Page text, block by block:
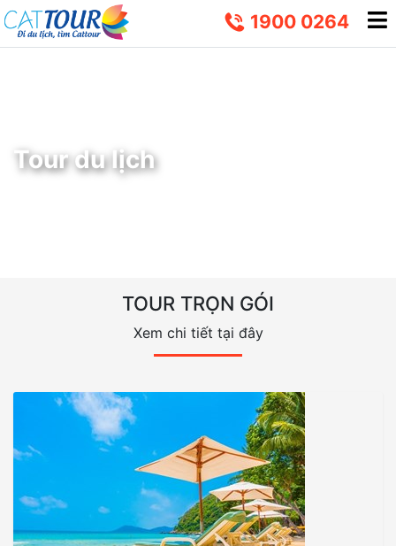
1900 0264
Tour du lịch
TOUR TRỌN GÓI
Xem chi tiết tại đây